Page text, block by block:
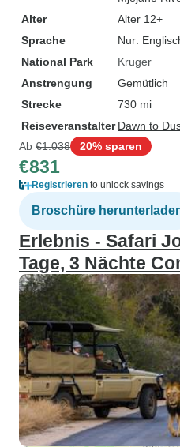
Alter
Alter 12+
Sprache
Nur:
National Park
Kruger
Anstrengung
Gemütlich
Strecke
730 mi
Reiseveranstalter Dawn to
Ab €1.038 20% sparen
€831
Registrieren to unlock savings
Broschüre
Erlebnis - Safari
Tage, 3 Nächte